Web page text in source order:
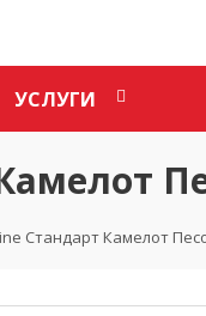
УСЛУГИ
Стандарт Камелот